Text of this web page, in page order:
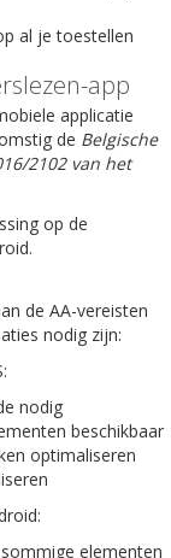
al je toestellen
app
applicatie
de Belgische
2102 van het
op de
de AA-vereisten
nodig zijn:
nodig
beschikbaar
optimaliseren
elementen